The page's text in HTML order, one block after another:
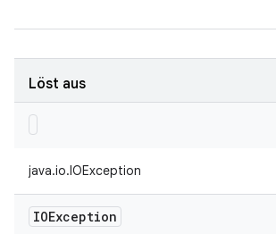
Löst aus
java.io.IOException
IOException